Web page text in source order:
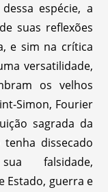
espécie, a
suas reflexões
e sim na crítica
versatilidade,
os velhos
Simon, Fourier
sagrada da
dissecado
falsidade,
Estado, guerra e